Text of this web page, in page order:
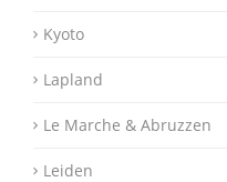
Kyoto
Lapland
Le Marche & Abruzzen
Leiden